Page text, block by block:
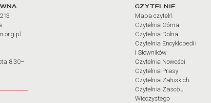
godziny otwarcia
8.30–
Linki do
CZYTELNIE
Mapa czytelń
Czytelnia Górna
Czytelnia Dolna
Czytelnia Encyklopedii
i Słowników
Czytelnia Nowości
Czytelnia Prasy
Czytelnia Załuskich
Czytelnia Zasobu
Wieczystego